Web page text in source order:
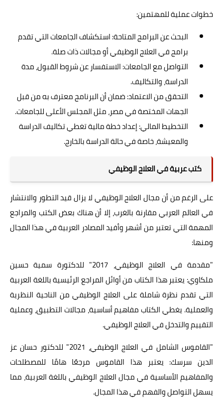
خطوات عملية للمهتمين:
البحث عن البرامج المتاحة: استكشاف الجامعات التي تقدم
برامج في العلاج الوظيفي أو مجالات ذات صلة.
التواصل مع الجامعات: الاستفسار عن شروط القبول، مدة
الدراسة، والتكاليف.
التحقق من الاعتماد: ضمان أن البرنامج معترف به من قبل
الجهات المختصة في مصر، مثل المجلس الأعلى للجامعات.
التخطيط المالي: إعداد خطة مالية تغطي تكاليف الدراسة
والمعيشة، خاصة في حالة الدراسة بالخارج.
كتب عربية في العلاج الوظيفي
على الرغم من أن مجال العلاج الوظيفي لا يزال قيد التطور والانتشار
في العالم العربي مقارنة بالغرب، إلا أن هناك بعض الكتب والمراجع
المهمة التي تعتبر من أشهر وأفيد المصادر العربية في هذا المجال
ومنها:
"مقدمة في العلاج الوظيفي، 2017" للدكتورة سمية حسين
ملكاوي: يعتبر هذا الكتاب من أوائل المراجع الرئيسية باللغة العربية
التي تقدم نظرة شاملة على العلاج الوظيفي من الناحية النظرية
والعملية. يغطي الكتاب مفاهيم أساسية، مجالات التطبيق، وعملية
التقييم والتدخل في العلاج الوظيفي.
"القاموس الشامل في العلاج الوظيفي، 2021" للدكتور حسان عز
الدين سرسك: يعتبر هذا القاموس مرجعًا هامًا للمصطلحات
والمفاهيم الأساسية في مجال العلاج الوظيفي باللغة العربية، مما
يسهل التواصل والفهم في هذا المجال.